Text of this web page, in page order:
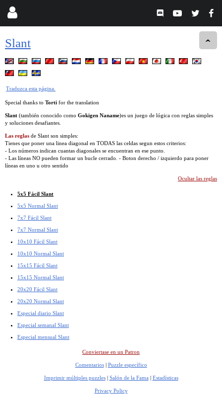
Slant
Traduzca esta página.
Special thanks to Torti for the translation
Slant (también conocido como Gokigen Naname)es un juego de lógica con reglas simples
y soluciones desafiantes.
Las reglas de Slant son simples:
Tienes que poner una linea diagonal en TODAS las celdas segun estos criterios:
- Los números indican cuantas diagonales se encuentran en ese punto.
- Las líneas NO pueden formar un bucle cerrado. - Boton derecho / izquierdo para poner
líneas en uno u otro sentido
Ocultar las reglas
5x5 Fácil Slant
5x5 Normal Slant
7x7 Fácil Slant
7x7 Normal Slant
10x10 Fácil Slant
10x10 Normal Slant
15x15 Fácil Slant
15x15 Normal Slant
20x20 Fácil Slant
20x20 Normal Slant
Especial diario Slant
Especial semanal Slant
Especial mensual Slant
Conviertase en un Patron
Comentarios| Puzzle específico
Imprimir múltiples puzzles| Salón de la Fama | Estadísticas
Privacy Policy